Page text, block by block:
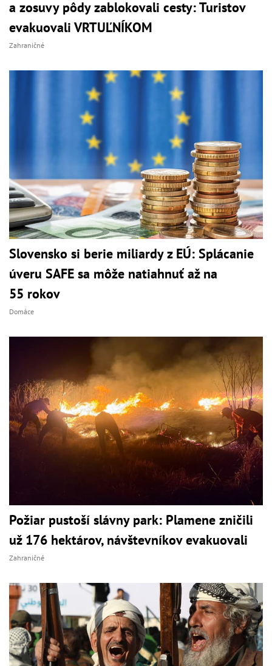
a zosuvy pôdy zablokovali cesty: Turistov
evakuovali VRTUĽNÍKOM
Zahraničné
Slovensko si berie miliardy z EÚ: Splácanie
úveru SAFE sa môže natiahnuť až na
55 rokov
Domáce
Požiar pustoší slávny park: Plamene zničili
už 176 hektárov, návštevníkov evakuovali
Zahraničné